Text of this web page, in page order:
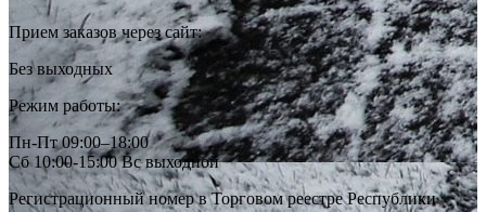
Прием заказов через сайт:
Без выходных
Режим работы:
Пн-Пт 09:00–18:00
Сб 10:00-15:00 Вс выходной
Регистрационный номер в Торговом реестре Республики